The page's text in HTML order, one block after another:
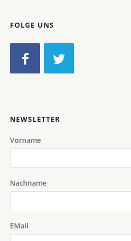
FOLGE UNS
NEWSLETTER
Vorname
Nachname
EMail